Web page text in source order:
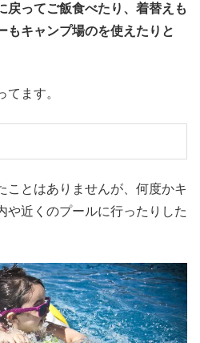
戻ってご飯食べたり、着替えも
もキャンプ場のを使えたりと
ます。
ことはありませんが、何度かキ
や近くのプールに行ったりした